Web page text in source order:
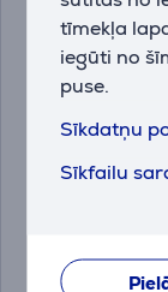
tīmekļa
iegūti no
puse.
Sīkdatņu
Sīkfailu
nerūsējošā